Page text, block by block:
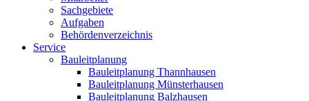
Sachgebiete
Aufgaben
Behördenverzeichnis
Service
Bauleitplanung
Bauleitplanung Thannhausen
Bauleitplanung Münsterhausen
Bauleitplanung Balzhausen